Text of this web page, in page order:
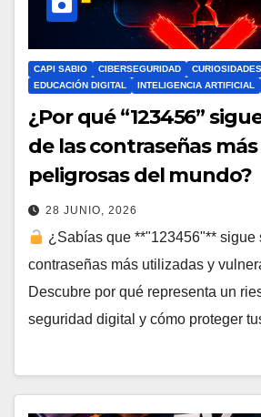
CAPI SABIO CIBERSEGURIDAD
EDUCACIÓN DIGITAL
INTELIGENCIA ARTIFICIAL
¿Por qué “123456”
de las contraseñas
peligrosas del mundo?
28 JUNIO, 2026
¿Sabías que **"123456"** sigue
contraseñas más utilizadas y
Descubre por qué representa un
seguridad digital y cómo proteger